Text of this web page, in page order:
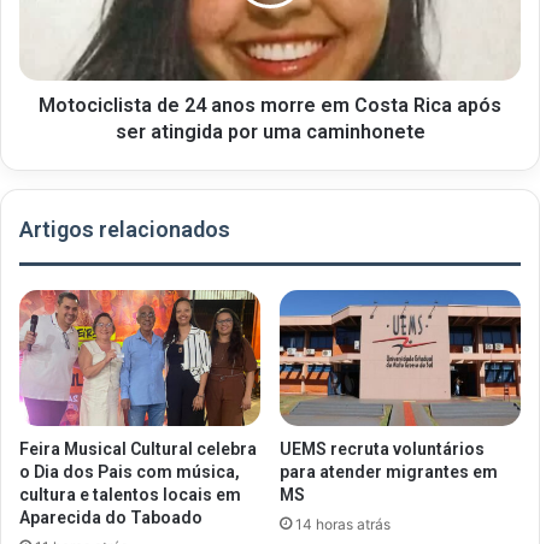
Motociclista de 24 anos morre em Costa Rica após
ser atingida por uma caminhonete
Artigos relacionados
Feira Musical Cultural celebra
o Dia dos Pais com música,
cultura e talentos locais em
Aparecida do Taboado
UEMS recruta voluntários
para atender migrantes em
MS
14 horas atrás